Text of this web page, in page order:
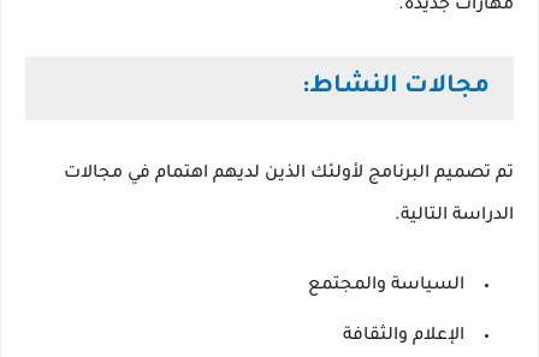
مهارات جديدة.
مجالات النشاط:
تم تصميم البرنامج لأولئك الذين لديهم اهتمام في مجالات
الدراسة التالية.
السياسة والمجتمع
الإعلام والثقافة